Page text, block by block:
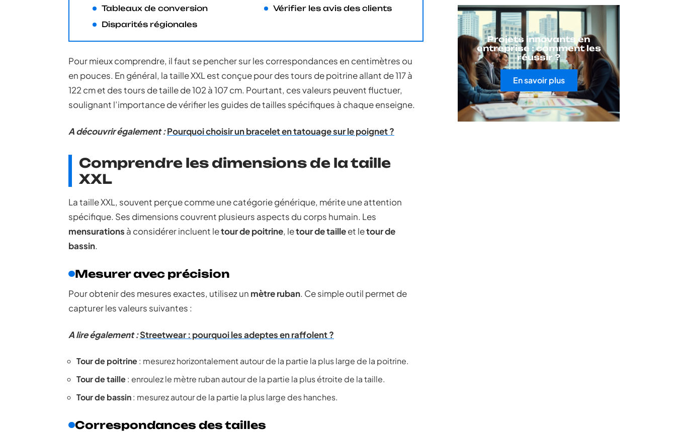
Tableaux de conversion
Disparités régionales
Vérifier les avis des clients
Pour mieux comprendre, il faut se pencher sur les correspondances en centimètres ou
en pouces. En général, la taille XXL est conçue pour des tours de poitrine allant de 117 à
122 cm et des tours de taille de 102 à 107 cm. Pourtant, ces valeurs peuvent fluctuer,
soulignant l’importance de vérifier les guides de tailles spécifiques à chaque enseigne.
A découvrir également :Pourquoi choisir un bracelet en tatouage sur le poignet ?
Comprendre les dimensions de la taille
XXL
La taille XXL, souvent perçue comme une catégorie générique, mérite une attention
spécifique. Ses dimensions couvrent plusieurs aspects du corps humain. Les
mensurations à considérer incluent letour de poitrine, letour de tailleet letour de
bassin.
Mesurer avec précision
Pour obtenir des mesures exactes, utilisez un mètre ruban. Ce simple outil permet de
capturer les valeurs suivantes :
A lire également :Streetwear : pourquoi les adeptes en raffolent ?
Tour de poitrine: mesurez horizontalement autour de la partie la plus large de la poitrine.
Tour de taille: enroulez le mètre ruban autour de la partie la plus étroite de la taille.
Tour de bassin: mesurez autour de la partie la plus large des hanches.
Correspondances des tailles
Projets innovants en
entreprise : comment les
réussir ?
En savoir plus